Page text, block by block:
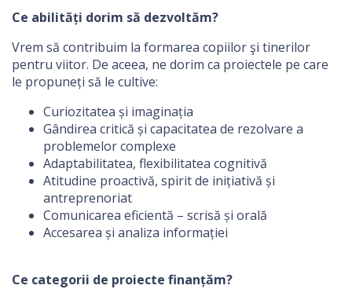
Ce abilități dorim să dezvoltăm?
Vrem să contribuim la formarea copiilor şi tinerilor
pentru viitor. De aceea, ne dorim ca proiectele pe care
le propuneți să le cultive:
Curiozitatea și imaginația
Gândirea critică și capacitatea de rezolvare a
problemelor complexe
Adaptabilitatea, flexibilitatea cognitivă
Atitudine proactivă, spirit de inițiativă și
antreprenoriat
Comunicarea eficientă – scrisă și orală
Accesarea și analiza informației
Ce categorii de proiecte finanțăm?